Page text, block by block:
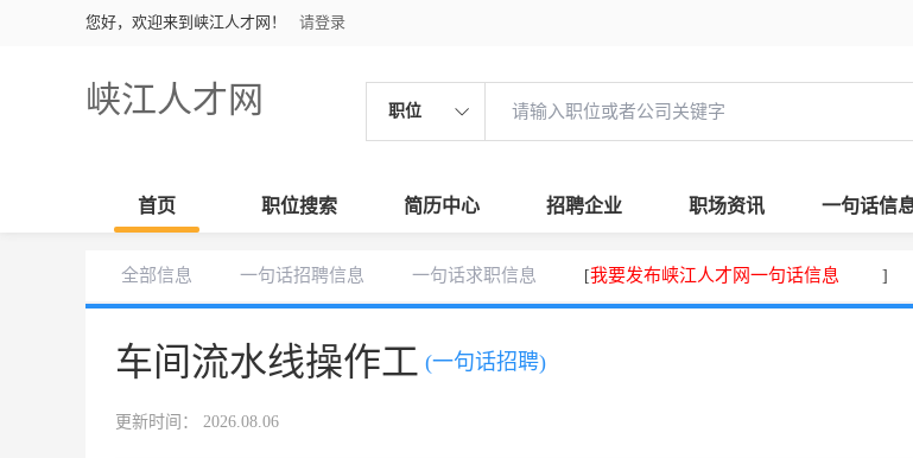
您好，欢迎来到峡江人才网！ 请登录
峡江人才网 职位
首页 职位搜索 简历中心 招聘企业 职场资讯 一句话信
全部信息 一句话招聘信息 一句话求职信息 [我要发布峡江人才网一句话信息 ]
车间流水线操作工 (一句话招聘)
更新时间： 2026.08.06